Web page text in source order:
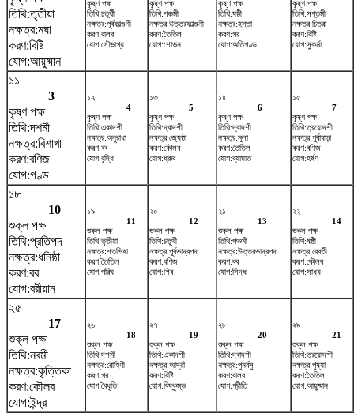
তিথি:তৃতীয়া
নক্ষত্র:মঘা
করণ:বিষ্টি
যোগ:আয়ুষ্মান
কৃষ্ণ পক্ষ
তিথি:চতুর্থী
নক্ষত্র:পূর্বফাল্গুনী
করণ:বালব
যোগ:সৌভাগ্য
কৃষ্ণ পক্ষ
তিথি:পঞ্চমী
নক্ষত্র:উত্তরফাল্গুনী
করণ:তৈতিল
যোগ:শোভন
কৃষ্ণ পক্ষ
তিথি:ষষ্ঠী
নক্ষত্র:হস্তা
করণ:গর
যোগ:অতিগণ্ড
কৃষ্ণ পক্ষ
তিথি:সপ্তমী
নক্ষত্র:চিত্রা
করণ:বিষ্টি
যোগ:সুকর্মা
১১
3
কৃষ্ণ পক্ষ
তিথি:দশমী
নক্ষত্র:বিশাখা
করণ:বণিজ
যোগ:গণ্ড
১২
4
কৃষ্ণ পক্ষ
তিথি:একাদশী
নক্ষত্র:অনুরাধা
করণ:বব
যোগ:বৃদ্ধি
১৩
5
কৃষ্ণ পক্ষ
তিথি:দ্বাদশী
নক্ষত্র:জ্যেষ্ঠা
করণ:কৌলব
যোগ:ধ্রুব
১৪
6
কৃষ্ণ পক্ষ
তিথি:দ্বাদশী
নক্ষত্র:মূলা
করণ:তৈতিল
যোগ:ব্যাঘাত
১৫
7
কৃষ্ণ পক্ষ
তিথি:ত্রয়োদশী
নক্ষত্র:পূর্বাষাঢ়া
করণ:বণিজ
যোগ:হর্ষণ
১৮
10
শুক্ল পক্ষ
তিথি:প্রতিপদ
নক্ষত্র:ধনিষ্ঠা
করণ:বব
যোগ:বরীয়ান
১৯
11
শুক্ল পক্ষ
তিথি:তৃতীয়া
নক্ষত্র:শতভিষ‌া
করণ:তৈতিল
যোগ:পরিঘ
২০
12
শুক্ল পক্ষ
তিথি:চতুর্থী
নক্ষত্র:পূর্বভাদ্রপদ
করণ:বণিজ
যোগ:শিব
২১
13
শুক্ল পক্ষ
তিথি:পঞ্চমী
নক্ষত্র:উত্তরভাদ্রপদ
করণ:বব
যোগ:সিদ্ধ
২২
14
শুক্ল পক্ষ
তিথি:ষষ্ঠী
নক্ষত্র:রেবতী
করণ:কৌলব
যোগ:সাধ্য
২৫
17
শুক্ল পক্ষ
তিথি:নবমী
নক্ষত্র:কৃত্তিকা
করণ:কৌলব
যোগ:ইন্দ্র
২৬
18
শুক্ল পক্ষ
তিথি:দশমী
নক্ষত্র:রোহিণী
করণ:গর
যোগ:বৈধৃতি
২৭
19
শুক্ল পক্ষ
তিথি:একাদশী
নক্ষত্র:আর্দ্রা
করণ:বিষ্টি
যোগ:বিষ্কুম্ভ
২৮
20
শুক্ল পক্ষ
তিথি:দ্বাদশী
নক্ষত্র:পুনর্বসু
করণ:বালব
যোগ:প্রীতি
২৯
21
শুক্ল পক্ষ
তিথি:ত্রয়োদশী
নক্ষত্র:পুষ্যা
করণ:তৈতিল
যোগ:আয়ুষ্মান